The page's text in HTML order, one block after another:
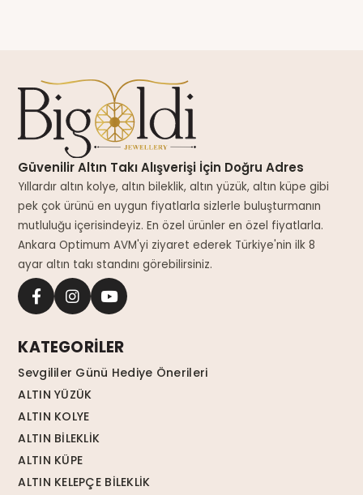
Güvenilir Altın Takı Alışverişi İçin Doğru Adres
Yıllardır altın kolye, altın bileklik, altın yüzük, altın küpe gibi
pek çok ürünü en uygun fiyatlarla sizlerle buluşturmanın
mutluluğu içerisindeyiz. En özel ürünler en özel fiyatlarla.
Ankara Optimum AVM'yi ziyaret ederek Türkiye'nin ilk 8
ayar altın takı standını görebilirsiniz.
KATEGORİLER
Sevgililer Günü Hediye Önerileri
ALTIN YÜZÜK
ALTIN KOLYE
ALTIN BİLEKLİK
ALTIN KÜPE
ALTIN KELEPÇE BİLEKLİK